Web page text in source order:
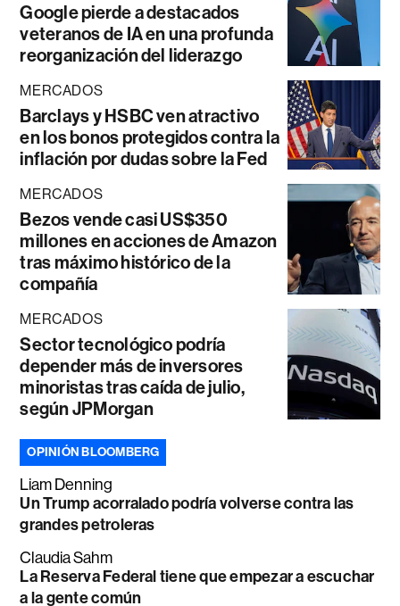
Google pierde a destacados
veteranos de IA en una profunda
reorganización del liderazgo
MERCADOS
Barclays y HSBC ven atractivo
en los bonos protegidos contra la
inflación por dudas sobre la Fed
MERCADOS
Bezos vende casi US$350
millones en acciones de Amazon
tras máximo histórico de la
compañía
MERCADOS
Sector tecnológico podría
depender más de inversores
minoristas tras caída de julio,
según JPMorgan
OPINIÓN BLOOMBERG
Liam Denning
Un Trump acorralado podría volverse contra las
grandes petroleras
Claudia Sahm
La Reserva Federal tiene que empezar a escuchar
a la gente común